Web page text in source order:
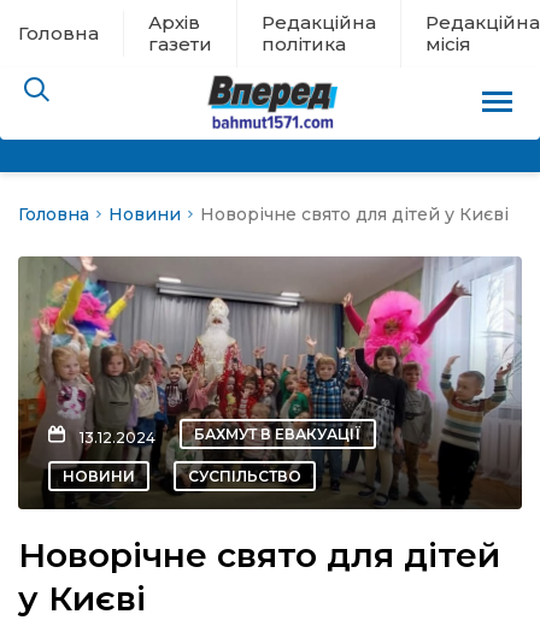
Головна
Архів
газети
Редакційна
політика
Редакційна
місія
евакуації
новини
Головна Новини Новорічне свято для дітей у Києві
13.12.2024 БАХМУТ В ЕВАКУАЦІЇ
НОВИНИ СУСПІЛЬСТВО
Новорічне свято для дітей
у Києві